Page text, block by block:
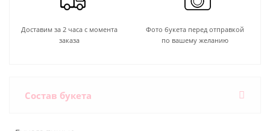
Доставим за 2 часа с момента
заказа
Фото букета перед отправкой
по вашему желанию
Состав букета